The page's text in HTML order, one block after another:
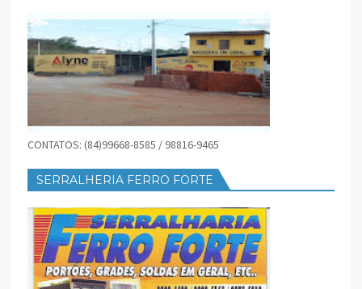
CONTATOS: (84)99668-8585 / 98816-9465
SERRALHERIA FERRO FORTE